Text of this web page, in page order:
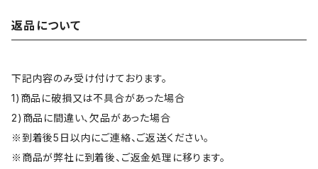
返品について
下記内容のみ受け付けております。
1)商品に破損又は不具合があった場合
2)商品に間違い、欠品があった場合
※到着後5日以内にご連絡、ご返送ください。
※商品が弊社に到着後、ご返金処理に移ります。